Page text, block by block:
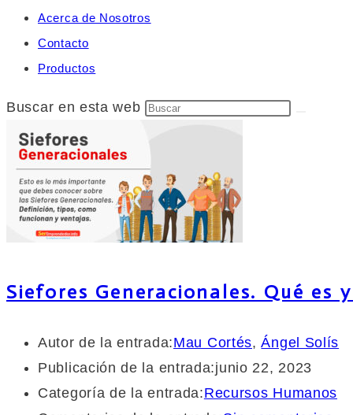
Acerca de Nosotros
Contacto
Productos
Buscar en esta web
Siefores Generacionales. Qué es
Autor de la entrada:Mau Cortés,Ángel Solís
Publicación de la entrada:junio 22, 2023
Categoría de la entrada:Recursos Humanos